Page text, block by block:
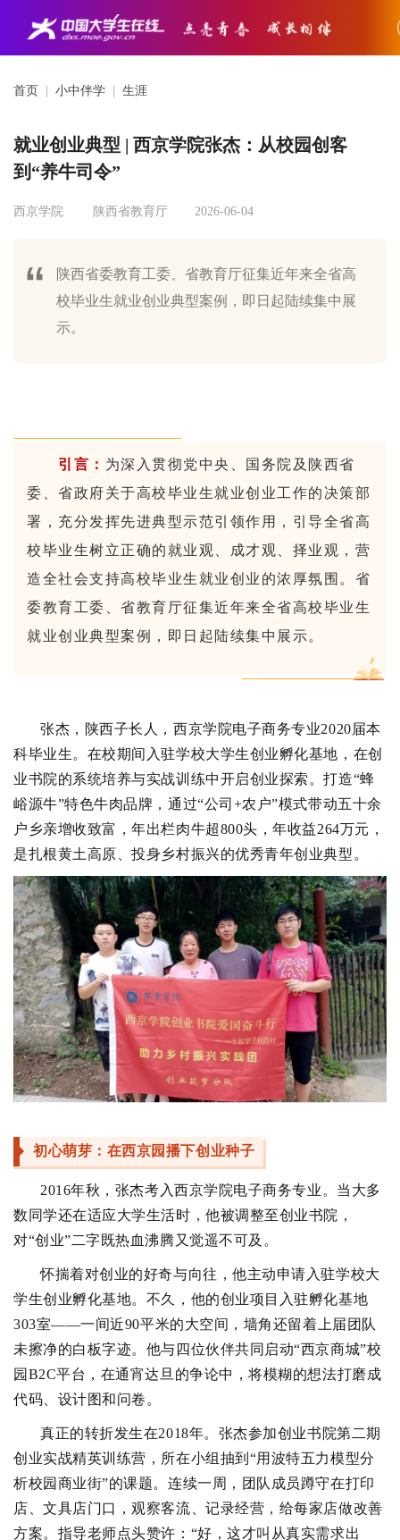
首页 小中伴学 生涯
就业创业典型 | 西京学院张杰：从校园创客
到“养牛司令”
西京学院 陕西省教育厅 2026-06-04
陕西省委教育工委、省教育厅征集近年来全省高
校毕业生就业创业典型案例，即日起陆续集中展
示。
引言： 为深入贯彻党中央、国务院及陕西省
委、省政府关于高校毕业生就业创业工作的决策部
署，充分发挥先进典型示范引领作用，引导全省高
校毕业生树立正确的就业观、成才观、择业观，营
造全社会支持高校毕业生就业创业的浓厚氛围。省
委教育工委、省教育厅征集近年来全省高校毕业生
就业创业典型案例，即日起陆续集中展示。
张杰，陕西子长人，西京学院电子商务专业2020届本
科毕业生。在校期间入驻学校大学生创业孵化基地，在创
业书院的系统培养与实战训练中开启创业探索。打造“蜂
峪源牛”特色牛肉品牌，通过“公司+农户”模式带动五十余
户乡亲增收致富，年出栏肉牛超800头，年收益264万元，
是扎根黄土高原、投身乡村振兴的优秀青年创业典型。
初心萌芽：在西京园播下创业种子
2016年秋，张杰考入西京学院电子商务专业。当大多
数同学还在适应大学生活时，他被调整至创业书院，
对“创业”二字既热血沸腾又觉遥不可及。
怀揣着对创业的好奇与向往，他主动申请入驻学校大
学生创业孵化基地。不久，他的创业项目入驻孵化基地
303室——一间近90平米的大空间，墙角还留着上届团队
未擦净的白板字迹。他与四位伙伴共同启动“西京商城”校
园B2C平台，在通宵达旦的争论中，将模糊的想法打磨成
代码、设计图和问卷。
真正的转折发生在2018年。张杰参加创业书院第二期
创业实战精英训练营，所在小组抽到“用波特五力模型分
析校园商业街”的课题。连续一周，团队成员蹲守在打印
店、文具店门口，观察客流、记录经营，给每家店做改善
方案。指导老师点头赞许：“好，这才叫从真实需求出